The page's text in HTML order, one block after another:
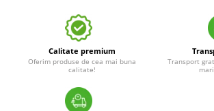
Calitate premium
Oferim produse de cea mai buna
calitate!
Transport